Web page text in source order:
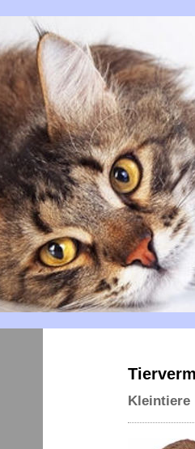
Kleintiere